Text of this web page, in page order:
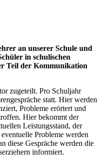
an unserer Schule und
in schulischen
Teil der Kommunikation
zugeteilt. Pro Schuljahr
statt. Hier werden
Probleme erörtert und
Hier bekommt der
Leistungsstand, der
Probleme werden
diese Gespräche werden die
informiert.